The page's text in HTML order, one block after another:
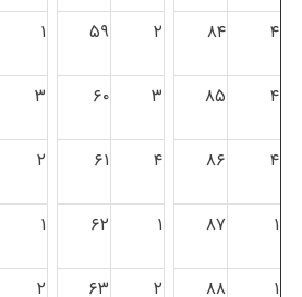
۴ ۸۴ ۲ ۵۹ ۱
۴ ۸۵ ۳ ۶۰ ۳
۴ ۸۶ ۴ ۶۱ ۲
۱ ۸۷ ۱ ۶۲ ۱
۱ ۸۸ ۲ ۶۳ ۲